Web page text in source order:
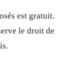
est gratuit.
le droit de